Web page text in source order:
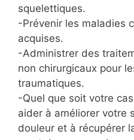
squelettiques.
-Prévenir les maladies
acquises.
-Administrer des
non chirurgicaux pour
traumatiques.
-Quel que soit votre
aider à améliorer votre
douleur et à récupérer